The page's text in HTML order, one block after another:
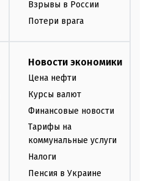
Взрывы в России
Потери врага
Новости экономики
Цена нефти
Курсы валют
Финансовые новости
Тарифы на
коммунальные услуги
Налоги
Пенсия в Украине